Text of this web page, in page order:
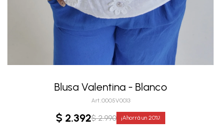
Blusa Valentina - Blanco
0005V0013
$ 2.392$ 2.990 20